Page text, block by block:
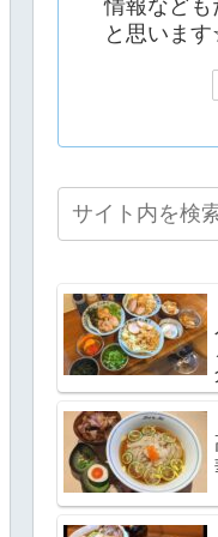
情報なども
と思いま